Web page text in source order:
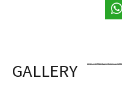
GALLERY